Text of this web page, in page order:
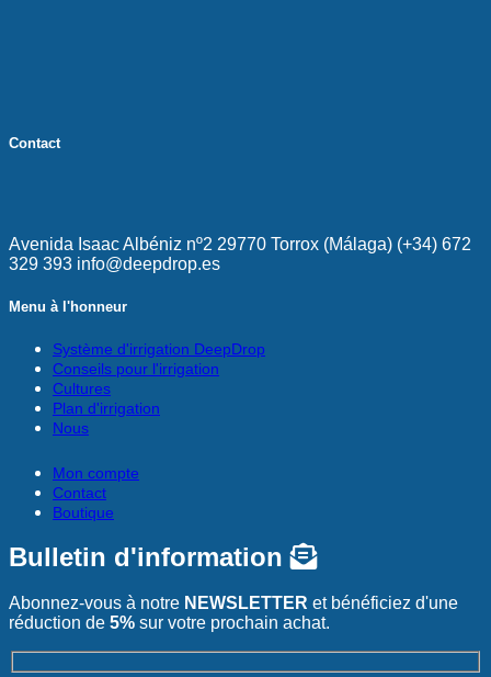
Contact
Avenida Isaac Albéniz nº2 29770 Torrox (Málaga) (+34) 672
329 393 info@deepdrop.es
Menu à l'honneur
Système d'irrigation DeepDrop
Conseils pour l'irrigation
Cultures
Plan d'irrigation
Nous
Mon compte
Contact
Boutique
Bulletin d'information
Abonnez-vous à notre NEWSLETTER et bénéficiez d'une
réduction de 5% sur votre prochain achat.